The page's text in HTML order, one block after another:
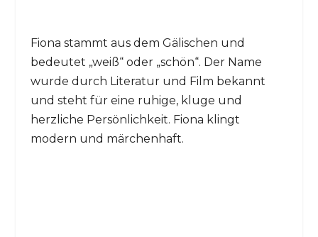
Fiona stammt aus dem Gälischen und
bedeutet „weiß“ oder „schön“. Der Name
wurde durch Literatur und Film bekannt
und steht für eine ruhige, kluge und
herzliche Persönlichkeit. Fiona klingt
modern und märchenhaft.